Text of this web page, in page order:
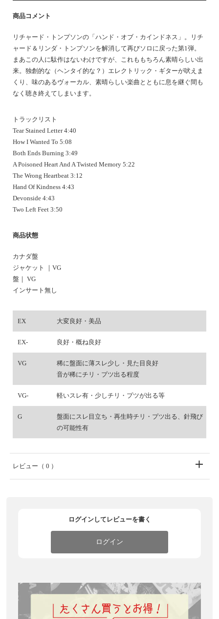
レ
ヤ
ー
商品コメント
リチャード・トンプソンの「ハンド・オブ・カインドネス」。リチ
ャード＆リンダ・トンプソンを解消して再びソロに戻った第1弾。
まあこの人に駄作はないわけですが、これももちろん素晴らしい出
来。独創的な（ヘンタイ的な？）エレクトリック・ギターが吠えま
くり、味のあるヴォーカル、素晴らしい楽曲とともに息を継ぐ間も
なく聴き終えてしまいます。
トラックリスト
Tear Stained Letter 4:40
How I Wanted To 5:08
Both Ends Burning 3:49
A Poisoned Heart And A Twisted Memory 5:22
The Wrong Heartbeat 3:12
Hand Of Kindness 4:43
Devonside 4:43
Two Left Feet 3:50
商品状態
カナダ盤
ジャケット ｜VG
盤｜ VG
インサート無し
EX 大変良好・美品
EX- 良好・概ね良好
VG
稀に盤面に薄スレ少し・見た目良好
音が稀にチリ・プツ出る程度
VG- 軽いスレ有・少しチリ・プツが出る等
G
盤面にスレ目立ち・再生時チリ・プツ出る、針飛び
の可能性有
レビュー （ 0 ）
ログインしてレビューを書く
ログイン